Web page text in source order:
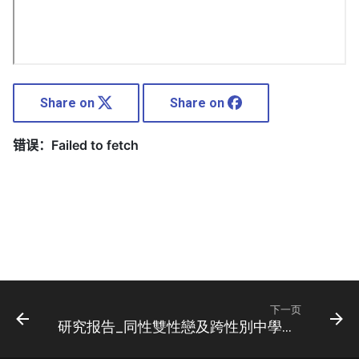
Share on Share on
下一页
研究报告_同性雙性戀及跨性別中學生在校園遇到的骚扰和歧视